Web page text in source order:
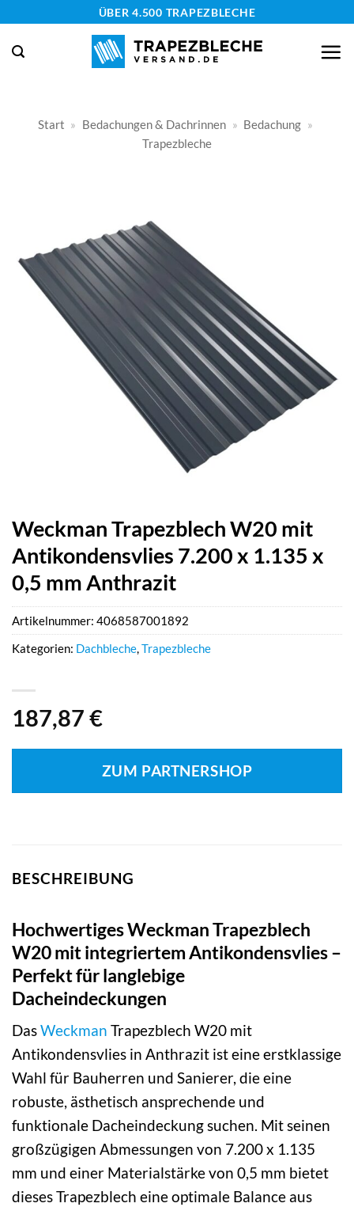
springen
ÜBER 4.500 TRAPEZBLECHE
Start » Bedachungen & Dachrinnen » Bedachung »
Trapezbleche
Weckman Trapezblech W20 mit
Antikondensvlies 7.200 x 1.135 x
0,5 mm Anthrazit
187,87 €
ZUM PARTNERSHOP
Artikelnummer: 4068587001892
Kategorien: Dachbleche,Trapezbleche
BESCHREIBUNG
Hochwertiges Weckman Trapezblech
W20 mit integriertem Antikondensvlies –
Perfekt für langlebige
Dacheindeckungen
DasWeckman Trapezblech W20 mit
Antikondensvlies in Anthrazit ist eine erstklassige
Wahl für Bauherren und Sanierer, die eine
robuste, ästhetisch ansprechende und
funktionale Dacheindeckung suchen. Mit seinen
großzügigen Abmessungen von 7.200 x 1.135
mm und einer Materialstärke von 0,5 mm bietet
dieses Trapezblech eine optimale Balance aus